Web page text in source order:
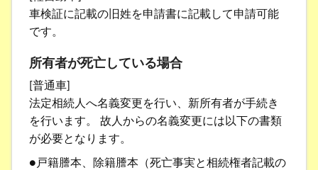
車検証に記載の旧姓を申請書に記載して申請可能
です。
所有者が死亡している場合
[普通車]
法定相続人へ名義変更を行い、新所有者が手続き
を行います。 故人からの名義変更には以下の書類
が必要となります。
●戸籍謄本、除籍謄本（死亡事実と相続権者記載の